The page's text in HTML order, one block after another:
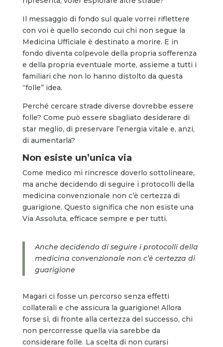
Il messaggio di fondo sul quale vorrei riflettere
con voi è quello secondo cui chi non segue la
Medicina Ufficiale è destinato a morire. E in
fondo diventa colpevole della propria sofferenza
e della propria eventuale morte, assieme a tutti i
familiari che non lo hanno distolto da questa
“folle” idea.
Perché cercare strade diverse dovrebbe essere
folle? Come può essere sbagliato desiderare di
star meglio, di preservare l’energia vitale e, anzi,
di aumentarla?
Non esiste un’unica via
Come medico mi rincresce doverlo sottolineare,
ma anche decidendo di seguire i protocolli della
medicina convenzionale non c’è certezza di
guarigione. Questo significa che non esiste una
Via Assoluta, efficace sempre e per tutti.
Anche decidendo di seguire i protocolli della
medicina convenzionale non c’è certezza di
guarigione
Magari ci fosse un percorso senza effetti
collaterali e che assicura la guarigione! Allora
forse sì, di fronte alla certezza del successo, chi
non percorresse quella via sarebbe da
considerare folle. La scelta di non curarsi